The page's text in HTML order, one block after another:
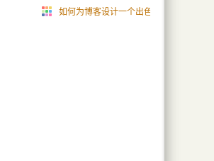
如何为博客设计一个出色的 favicon （三）